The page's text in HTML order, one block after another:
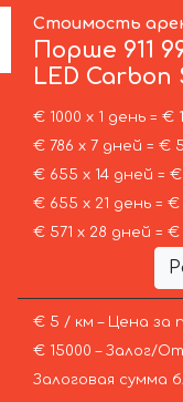
Стоимость
Порше 911
LED
€ 1000 х 1 день = €
€ 786 х 7 дней = €
€ 655 х 14 дней = €
€ 655 х 21 день = €
€ 571 х 28 дней =
€ 5 / км – Цена за
€ 15000 – Залог/
Залоговая сумма